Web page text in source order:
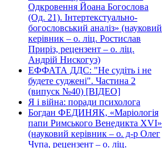
Одкровення Йоана Богослова
(Од. 21). Інтертекстуально-
богословський аналіз» (науковий
керівник – о. ліц. Ростислав
Приріз, рецензент – о. ліц.
Андрій Нискогуз)
ЕФФАТА ДДС: "Не судіть і не
будете суджені". Частина 2
(випуск №40) [ВІДЕО]
Я і війна: поради психолога
Богдан ФЕДИНЯК, «Маріологія
папи Римського Венедикта XVI»
(науковий керівник – о. д-р Олег
Чупа, рецензент – о. ліц.